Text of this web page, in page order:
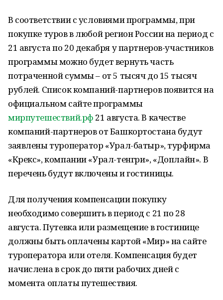
В соответствии с условиями программы, при
покупке туров в любой регион России на период с
21 августа по 20 декабря у партнеров-участников
программы можно будет вернуть часть
потраченной суммы – от 5 тысяч до 15 тысяч
рублей. Список компаний-партнеров появится на
официальном сайте программы
мирпутешествий.рф 21 августа. В качестве
компаний-партнеров от Башкортостана будут
заявлены туроператор «Урал-батыр», турфирма
«Крекс», компании «Урал-тенгри», «Доплайн». В
перечень будут включены и гостиницы.
Для получения компенсации покупку
необходимо совершить в период с 21 по 28
августа. Путевка или размещение в гостинице
должны быть оплачены картой «Мир» на сайте
туроператора или отеля. Компенсация будет
начислена в срок до пяти рабочих дней с
момента оплаты путешествия.